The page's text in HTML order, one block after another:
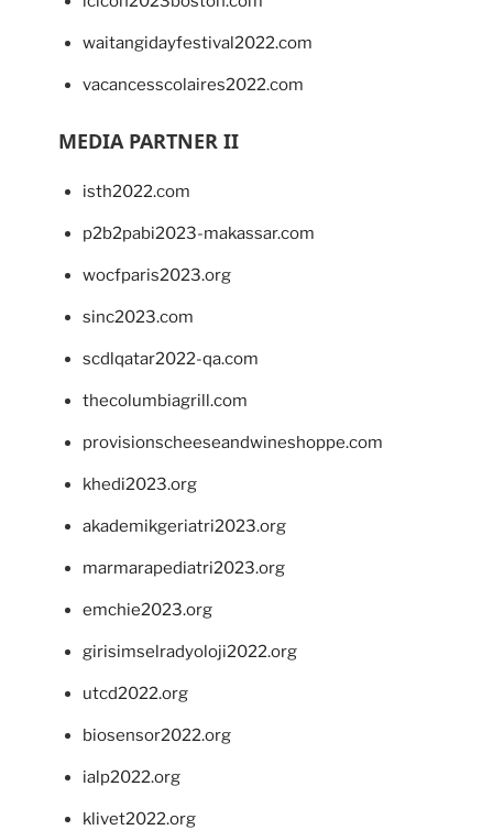
waitangidayfestival2022.com
vacancesscolaires2022.com
MEDIA PARTNER II
isth2022.com
p2b2pabi2023-makassar.com
wocfparis2023.org
sinc2023.com
scdlqatar2022-qa.com
thecolumbiagrill.com
provisionscheeseandwineshoppe.com
khedi2023.org
akademikgeriatri2023.org
marmarapediatri2023.org
emchie2023.org
girisimselradyoloji2022.org
utcd2022.org
biosensor2022.org
ialp2022.org
klivet2022.org